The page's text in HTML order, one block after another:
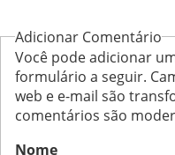
Adicionar Comentário
Você pode adicionar
formulário a seguir.
web e e-mail são
comentários são
Nome